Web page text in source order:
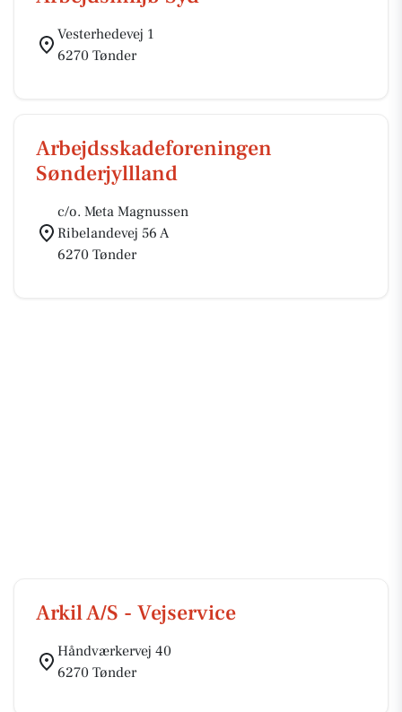
Vesterhedevej 1
6270 Tønder
Arbejdsskadeforeningen
Sønderjyllland
c/o. Meta Magnussen
Ribelandevej 56 A
6270 Tønder
Arkil A/S - Vejservice
Håndværkervej 40
6270 Tønder